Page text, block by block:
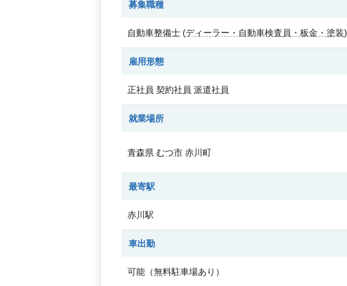
募集職種
自動車整備士 (ディーラー・自動車検査員・板金・塗装)
雇用形態
正社員 契約社員 派遣社員
就業場所
青森県 むつ市 赤川町
最寄駅
赤川駅
車出勤
可能（無料駐車場あり）